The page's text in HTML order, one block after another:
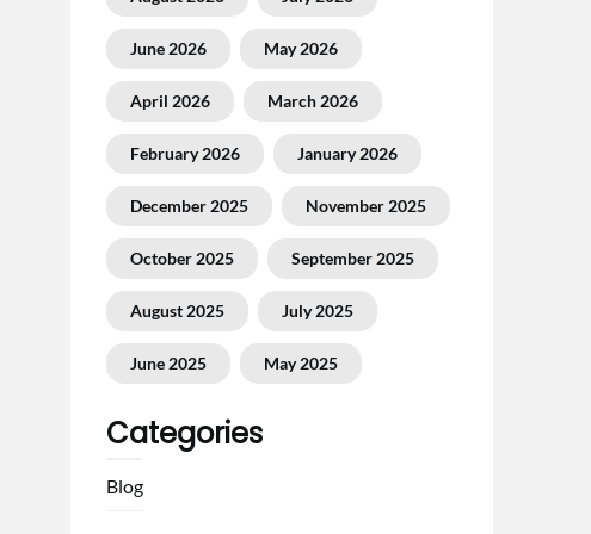
June 2026 May 2026
April 2026 March 2026
February 2026 January 2026
December 2025 November 2025
October 2025 September 2025
August 2025 July 2025
June 2025 May 2025
Categories
Blog